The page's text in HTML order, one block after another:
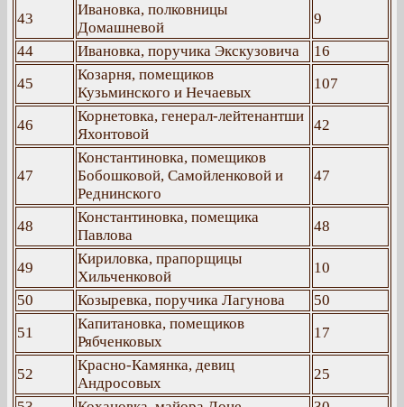
43
Ивановка, полковницы
Домашневой
9
44
Ивановка, поручика Экскузовича
16
45
Козарня, помещиков
Кузьминского и Нечаевых
107
46
Корнетовка, генерал-лейтенантши
Яхонтовой
42
47
Константиновка, помещиков
Бобошковой, Самойленковой и
Реднинского
47
48
Константиновка, помещика
Павлова
48
49
Кириловка, прапорщицы
Хильченковой
10
50
Козыревка, поручика Лагунова
50
51
Капитановка, помещиков
Рябченковых
17
52
Красно-Камянка, девиц
Андросовых
25